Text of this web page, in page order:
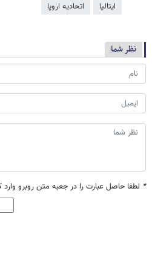
ایتالیا
اتحادیه اروپا
نظر شما
* لطفا حاصل عبارت را در جعبه متن روبرو وارد